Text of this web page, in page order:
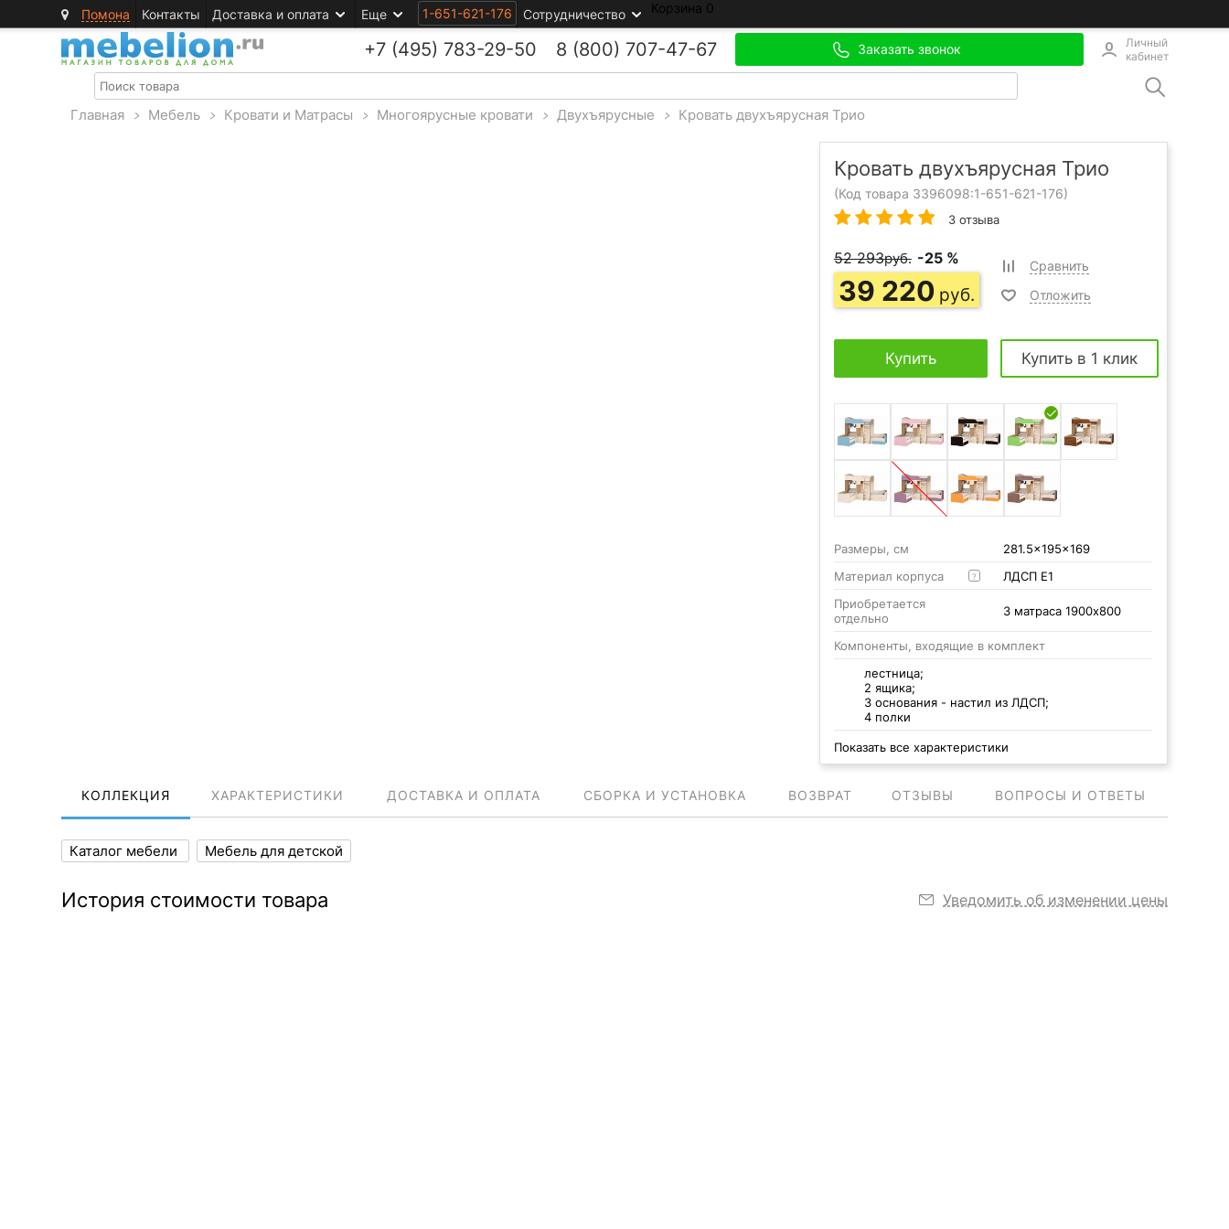
Помона Контакты Доставка и оплата Еще 1-651-621-176 Сотрудничество Корзина 0
+7 (495) 783-29-50 8 (800) 707-47-67 Заказать звонок
Личный
кабинет
Главная > Мебель > Кровати и Матрасы > Многоярусные кровати > Двухъярусные > Кровать двухъярусная Трио
Кровать двухъярусная Трио
(Код товара 3396098:1-651-621-176)
3 отзыва
52 293руб. -25 %
39 220 руб.
Сравнить
Отложить
Купить Купить в 1 клик
Размеры, см
281.5x195x169
Материал корпуса
?
ЛДСП Е1
Приобретается
отдельно
3 матраса 1900x800
Компоненты, входящие в комплект
лестница;
2 ящика;
3 основания - настил из ЛДСП;
4 полки
Показать все характеристики
КОЛЛЕКЦИЯ ХАРАКТЕРИСТИКИ ДОСТАВКА И ОПЛАТА СБОРКА И УСТАНОВКА ВОЗВРАТ ОТЗЫВЫ ВОПРОСЫ И ОТВЕТЫ
Каталог мебели Мебель для детской
История стоимости товара Уведомить об изменении цены